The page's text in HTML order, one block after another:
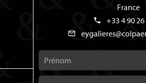
France
+33 4 90